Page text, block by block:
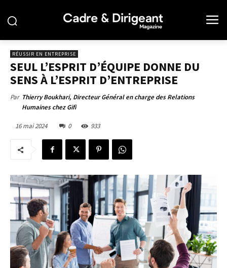
RÉUSSIR EN ENTREPRISE
SEUL L’ESPRIT D’ÉQUIPE DONNE DU
SENS À L’ESPRIT D’ENTREPRISE
Par Thierry Boukhari, Directeur Général en charge des Relations
Humaines chez Gifi
16 mai 2024 0 933